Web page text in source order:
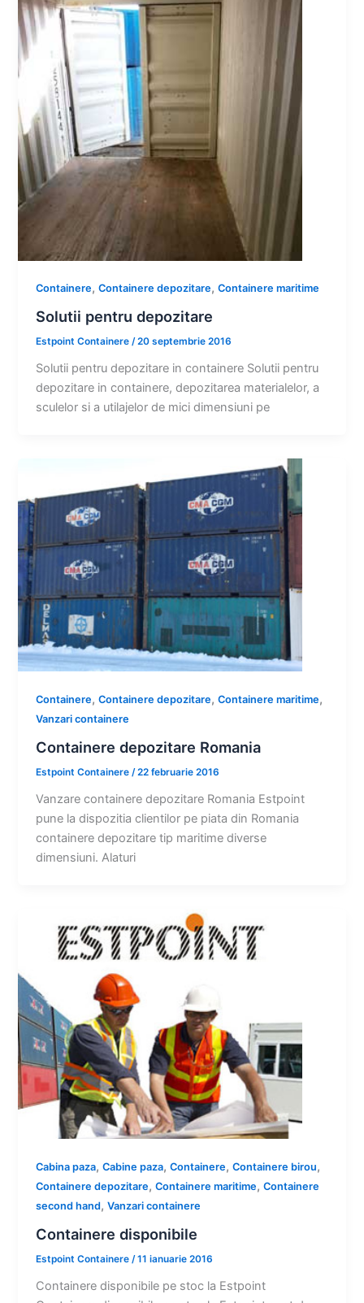
Containere,Containere depozitare,Containere maritime
Solutii pentru depozitare
Estpoint Containere/20 septembrie 2016
Solutii pentru depozitare in containere Solutii pentru
depozitare in containere, depozitarea materialelor, a
sculelor si a utilajelor de mici dimensiuni pe
Containere,Containere depozitare,Containere maritime,
Vanzari containere
Containere depozitare Romania
Estpoint Containere/22 februarie 2016
Vanzare containere depozitare Romania Estpoint
pune la dispozitia clientilor pe piata din Romania
containere depozitare tip maritime diverse
dimensiuni. Alaturi
Cabina paza,Cabine paza,Containere,Containere birou,
Containere depozitare,Containere maritime,Containere
second hand,Vanzari containere
Containere disponibile
Estpoint Containere /11 ianuarie 2016
Containere disponibile pe stoc la Estpoint